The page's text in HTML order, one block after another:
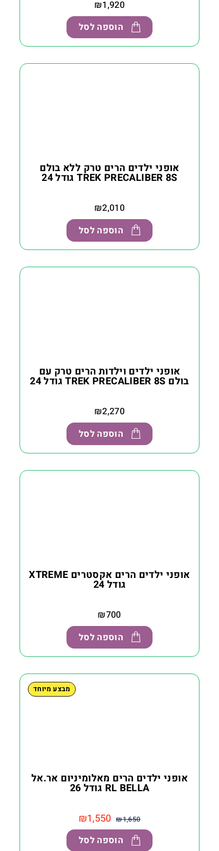
₪1,920
הוספה לסל
אופני ילדים הרים טרק ללא בולם
TREK PRECALIBER 8S גודל 24
₪2,010
הוספה לסל
אופני ילדים וילדות הרים טרק עם
בולם TREK PRECALIBER 8S גודל 24
₪2,270
הוספה לסל
אופני ילדים הרים אקסטרים XTREME
גודל 24
₪700
הוספה לסל
מבצע מיוחד
אופני ילדים הרים מאלומיניום אר.אל
RL BELLA גודל 26
₪1,650
₪1,550
הוספה לסל